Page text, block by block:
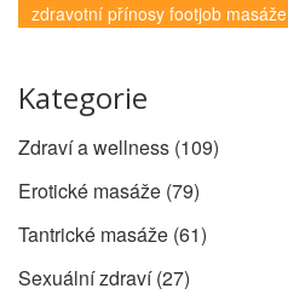
zdravotní přínosy footjob masáže
Kategorie
Zdraví a wellness (109)
Erotické masáže (79)
Tantrické masáže (61)
Sexuální zdraví(27)